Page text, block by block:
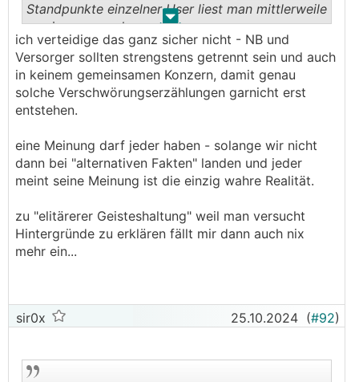
. .
Standpunkte einzelner User liest man mittlerweile
sowieso genau heraus.
Und zwischen auskennen und elitärer
Geisteshaltung bei den Dingen gibt es
bekanntlich auch oft Unterschiede.
ich verteidige das ganz sicher nicht - NB und
Versorger sollten strengstens getrennt sein und auch
in keinem gemeinsamen Konzern, damit genau
solche Verschwörungserzählungen garnicht erst
entstehen.
eine Meinung darf jeder haben - solange wir nicht
dann bei "alternativen Fakten" landen und jeder
meint seine Meinung ist die einzig wahre Realität.
zu "elitärerer Geisteshaltung" weil man versucht
Hintergründe zu erklären fällt mir dann auch nix
mehr ein...
sir0x 25.10.2024 (#92)